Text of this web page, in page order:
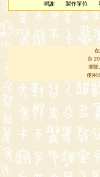
鳴謝
製作單位
自
瀏覽
使用